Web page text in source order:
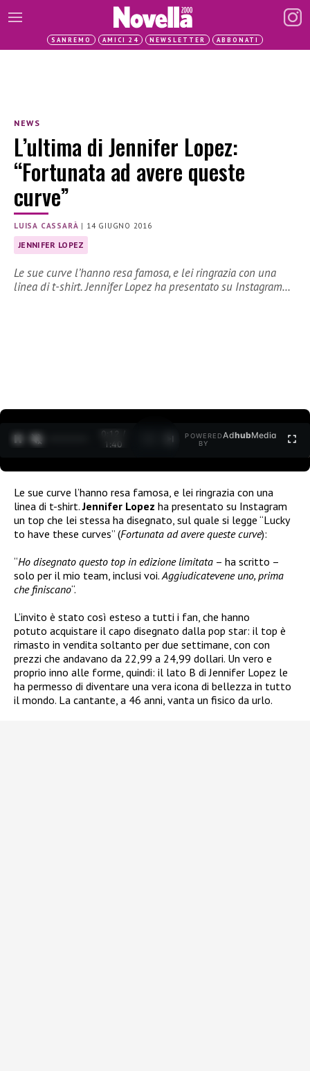
SANREMO AMICI 24 NEWSLETTER ABBONATI
NEWS
L’ultima di Jennifer Lopez:
“Fortunata ad avere queste
curve”
LUISA CASSARÀ | 14 GIUGNO 2016
JENNIFER LOPEZ
Le sue curve l’hanno resa famosa, e lei ringrazia con una
linea di t-shirt. Jennifer Lopez ha presentato su Instagram…
0:12 /
1:40
POWERED
BY
AdhubMedia
Le sue curve l’hanno resa famosa, e lei ringrazia con una
linea di t-shirt.Jennifer Lopez ha presentato su Instagram
un top che lei stessa ha disegnato, sul quale si legge “Lucky
to have these curves” (Fortunata ad avere queste curve):
“Ho disegnato questo top in edizione limitata – ha scritto –
solo per il mio team, inclusi voi. Aggiudicatevene uno, prima
che finiscano“.
L’invito è stato così esteso a tutti i fan, che hanno
potuto acquistare il capo disegnato dalla pop star: il top è
rimasto in vendita soltanto per due settimane, con con
prezzi che andavano da 22,99 a 24,99 dollari. Un vero e
proprio inno alle forme, quindi: il lato B di Jennifer Lopez le
ha permesso di diventare una vera icona di bellezza in tutto
il mondo. La cantante, a 46 anni, vanta un fisico da urlo.